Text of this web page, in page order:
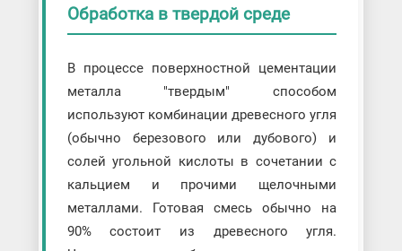
Обработка в твердой среде
В процессе поверхностной цементации
металла "твердым" способом
используют комбинации древесного угля
(обычно березового или дубового) и
солей угольной кислоты в сочетании с
кальцием и прочими щелочными
металлами. Готовая смесь обычно на
90% состоит из древесного угля.